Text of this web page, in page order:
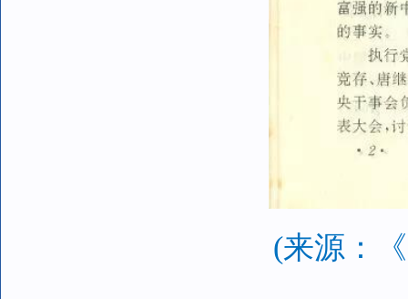
(来源：